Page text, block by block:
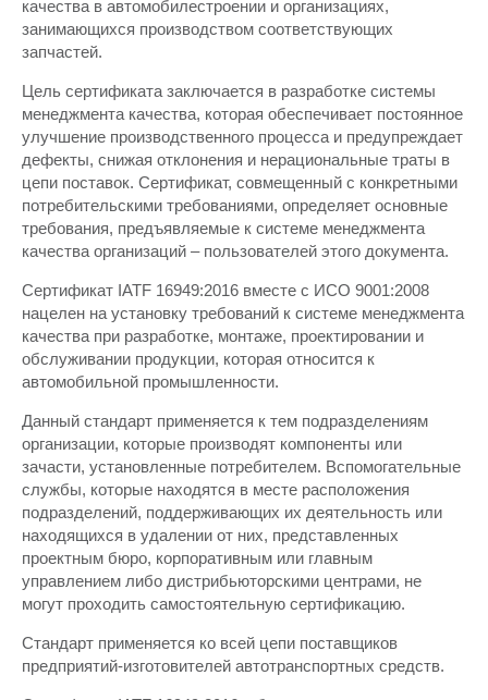
качества в автомобилестроении и организациях,
занимающихся производством соответствующих
запчастей.
Цель сертификата заключается в разработке системы
менеджмента качества, которая обеспечивает постоянное
улучшение производственного процесса и предупреждает
дефекты, снижая отклонения и нерациональные траты в
цепи поставок. Сертификат, совмещенный с конкретными
потребительскими требованиями, определяет основные
требования, предъявляемые к системе менеджмента
качества организаций – пользователей этого документа.
Сертификат IATF 16949:2016 вместе с ИСО 9001:2008
нацелен на установку требований к системе менеджмента
качества при разработке, монтаже, проектировании и
обслуживании продукции, которая относится к
автомобильной промышленности.
Данный стандарт применяется к тем подразделениям
организации, которые производят компоненты или
зачасти, установленные потребителем. Вспомогательные
службы, которые находятся в месте расположения
подразделений, поддерживающих их деятельность или
находящихся в удалении от них, представленных
проектным бюро, корпоративным или главным
управлением либо дистрибьюторскими центрами, не
могут проходить самостоятельную сертификацию.
Стандарт применяется ко всей цепи поставщиков
предприятий-изготовителей автотранспортных средств.